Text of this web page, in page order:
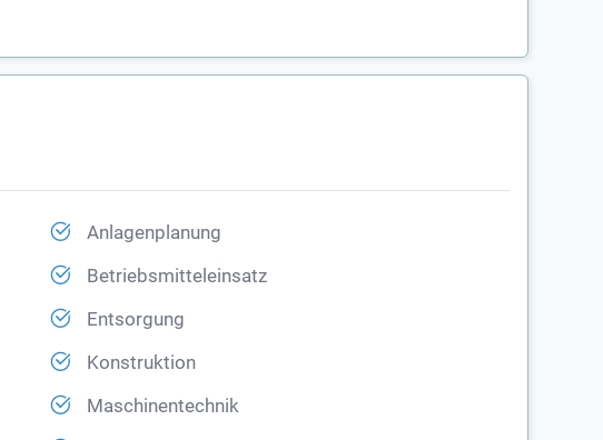
Anlagenplanung
Betriebsmitteleinsatz
Entsorgung
Konstruktion
Maschinentechnik